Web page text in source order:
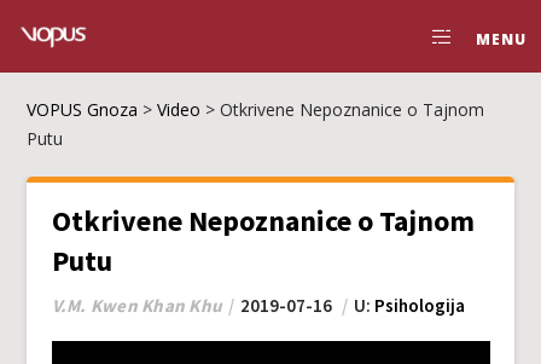
MENU
VOPUS Gnoza >Video >Otkrivene Nepoznanice o Tajnom
Putu
Otkrivene Nepoznanice o Tajnom
Putu
V.M. Kwen Khan Khu 2019-07-16 U: Psihologija